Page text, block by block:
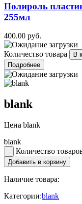
Полироль
255мл
400.00 руб.
Количество товара
Подробнее
blank
Цена blank
blank
Количество
Наличие товара:
Категории:blank